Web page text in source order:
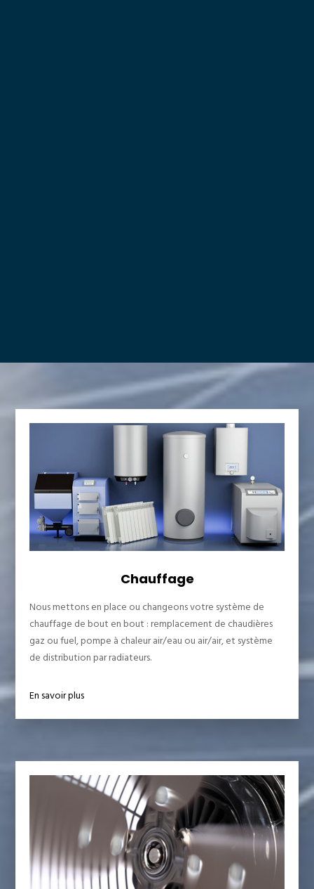
Chauffage
Nous mettons en place ou changeons votre système de
chauffage de bout en bout : remplacement de chaudières
gaz ou fuel, pompe à chaleur air/eau ou air/air, et système
de distribution par radiateurs.
En savoir plus